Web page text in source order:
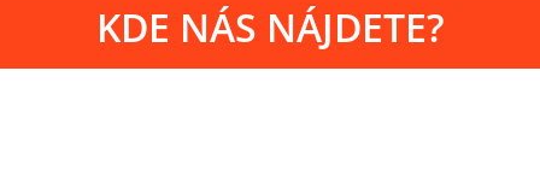
KDE NÁS NÁJDETE?